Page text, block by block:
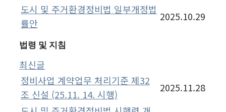
도시 및 주거환경정비법 일부개정법
률안
2025.10.29
법령 및 지침
최신글
정비사업 계약업무 처리기준 제32
조 신설 (25.11. 14. 시행)
2025.11.28